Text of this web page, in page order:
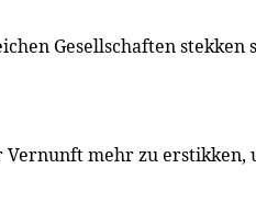
Gesellschaften stekken
mehr zu erstikken,